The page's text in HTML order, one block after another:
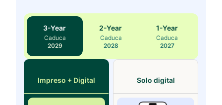
3-Year
Caduca
2029
2-Year
Caduca
2028
1-Year
Caduca
2027
Impreso + Digital Solo digital